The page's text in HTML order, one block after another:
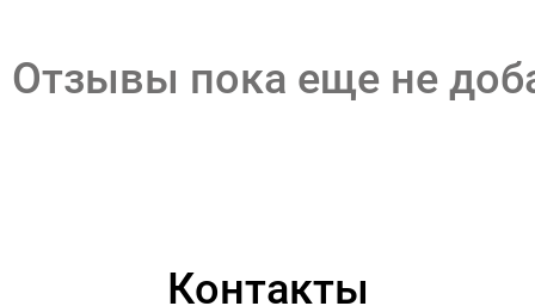
Отзывы пока еще не
Контакты